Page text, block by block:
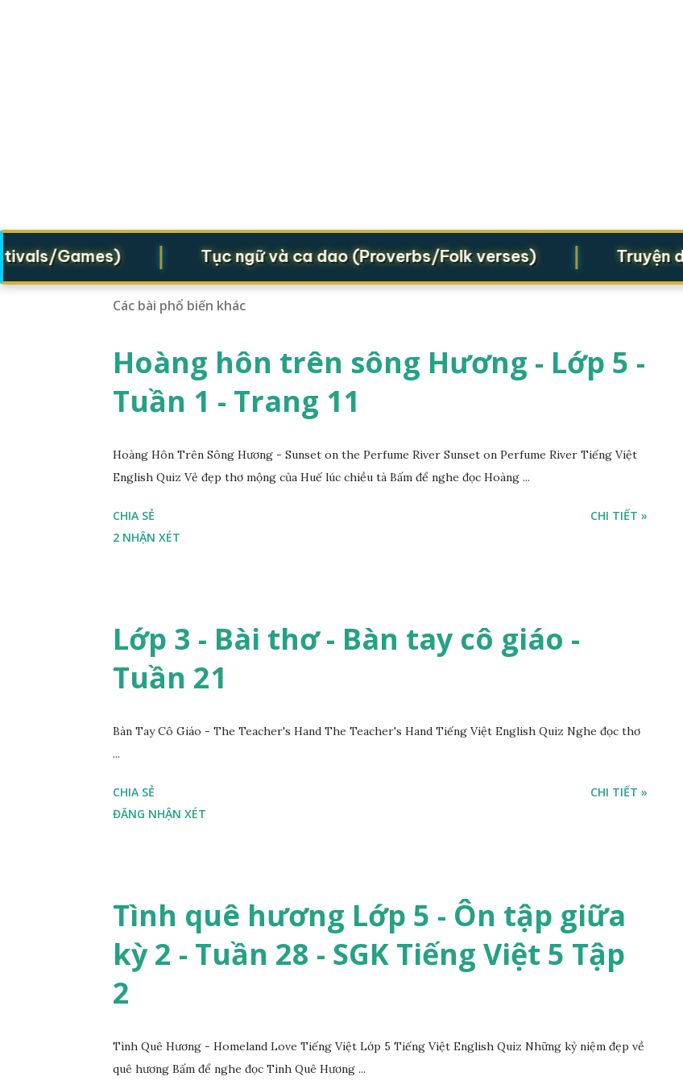
Games) | Tục ngữ và ca dao (Proverbs/Folk verses) | Truyện dân
Các bài phổ biến khác
Hoàng hôn trên sông Hương - Lớp 5 -
Tuần 1 - Trang 11
Hoàng Hôn Trên Sông Hương - Sunset on the Perfume River Sunset on Perfume River Tiếng Việt
English Quiz Vẻ đẹp thơ mộng của Huế lúc chiều tà Bấm để nghe đọc Hoàng ...
CHIA SẺ
2 NHẬN XÉT
CHI TIẾT »
Lớp 3 - Bài thơ - Bàn tay cô giáo -
Tuần 21
Bàn Tay Cô Giáo - The Teacher's Hand The Teacher's Hand Tiếng Việt English Quiz Nghe đọc thơ
...
CHIA SẺ
ĐĂNG NHẬN XÉT
CHI TIẾT »
Tình quê hương Lớp 5 - Ôn tập giữa
kỳ 2 - Tuần 28 - SGK Tiếng Việt 5 Tập
2
Tình Quê Hương - Homeland Love Tiếng Việt Lớp 5 Tiếng Việt English Quiz Những kỷ niệm đẹp về
quê hương Bấm để nghe đọc Tình Quê Hương ...